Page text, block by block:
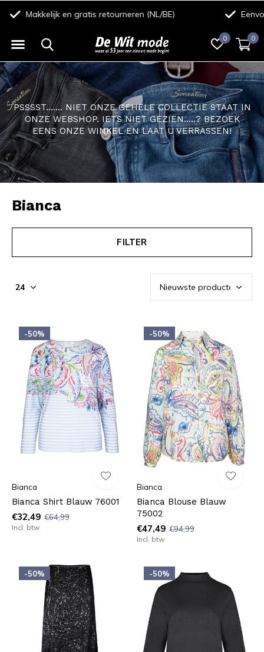
0 0
Eenvoudig betalen met iDeal/Wero, Creditcard, Riverty of Bancontact
PSSSST....... NIET ONZE GEHELE COLLECTIE STAAT IN
ONZE WEBSHOP. IETS NIET GEZIEN.....? BEZOEK
EENS ONZE WINKEL EN LAAT U VERRASSEN!
Bianca
FILTER
-50%
Bianca
Bianca Shirt Blauw 76001
€32,49 €64,99
Incl. btw
-50%
Bianca
Bianca Blouse Blauw
75002
€47,49 €94,99
Incl. btw
-50% -50%